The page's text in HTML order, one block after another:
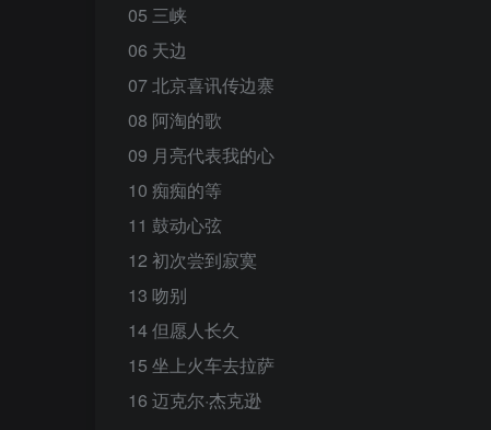
05 三峡
06 天边
07 北京喜讯传边寨
08 阿淘的歌
09 月亮代表我的心
10 痴痴的等
11 鼓动心弦
12 初次尝到寂寞
13 吻别
14 但愿人长久
15 坐上火车去拉萨
16 迈克尔·杰克逊